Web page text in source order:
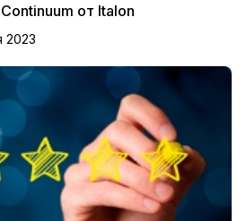
от Italon
2023